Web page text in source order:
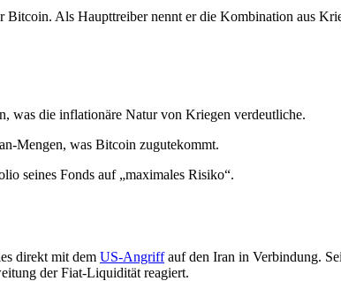
Bitcoin. Als Haupttreiber nennt er die Kombination aus
was die inflationäre Natur von Kriegen verdeutliche.
Mengen, was Bitcoin zugutekommt.
seines Fonds auf „maximales Risiko“.
direkt mit dem US-Angriffauf den Iran in Verbindung.
der Fiat-Liquidität reagiert.